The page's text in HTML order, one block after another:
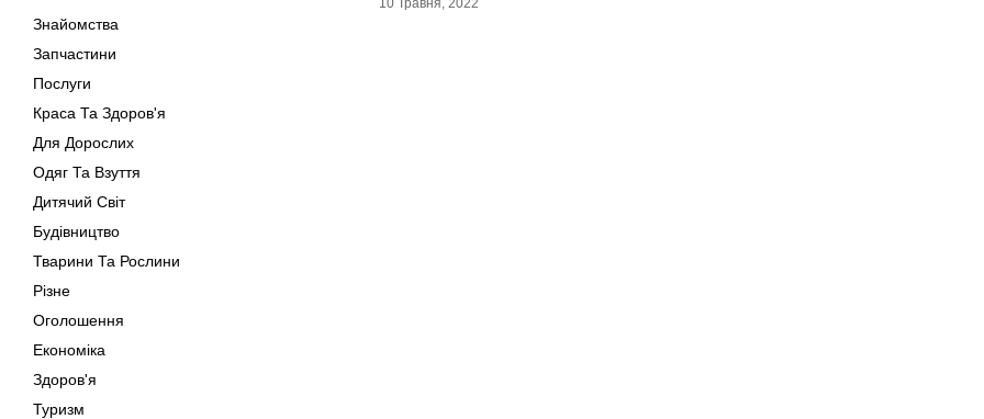
Знайомства
Запчастини
Послуги
Краса Та Здоров'я
Для Дорослих
Одяг Та Взуття
Дитячий Світ
Будівництво
Тварини Та Рослини
Різне
Оголошення
Економіка
Здоров'я
Туризм
10 Травня, 2022